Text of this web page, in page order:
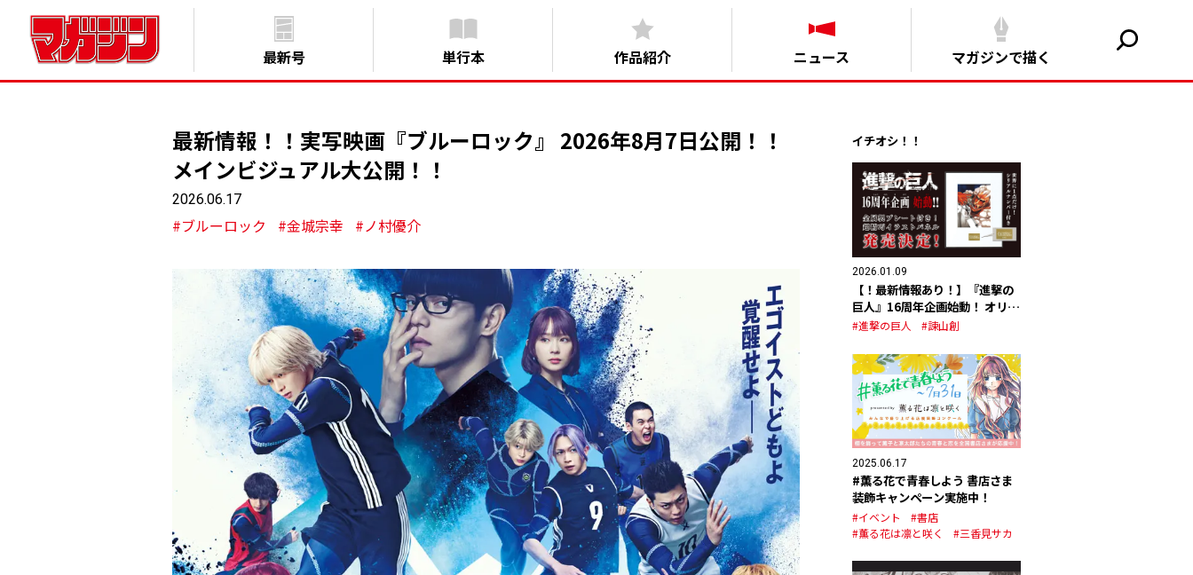
最新号 単行本 作品紹介 ニュース マガジンで描く
最新情報！！実写映画『ブルーロック』 2026年8月7日公開！！
メインビジュアル大公開！！
2026.06.17
#ブルーロック #金城宗幸 #ノ村優介
イチオシ！！
2026.01.09
【！最新情報あり！】『進撃の
巨人』16周年企画始動！ オリジ
ナルグッズの発売が決定！
#進撃の巨人 #諫山創
2025.06.17
#薫る花で青春しよう 書店さま
装飾キャンペーン実施中！
#イベント
#書店
#薫る花は凛と咲く
#三香見サカ